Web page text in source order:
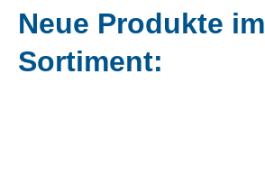
Neue Produkte im
Sortiment: